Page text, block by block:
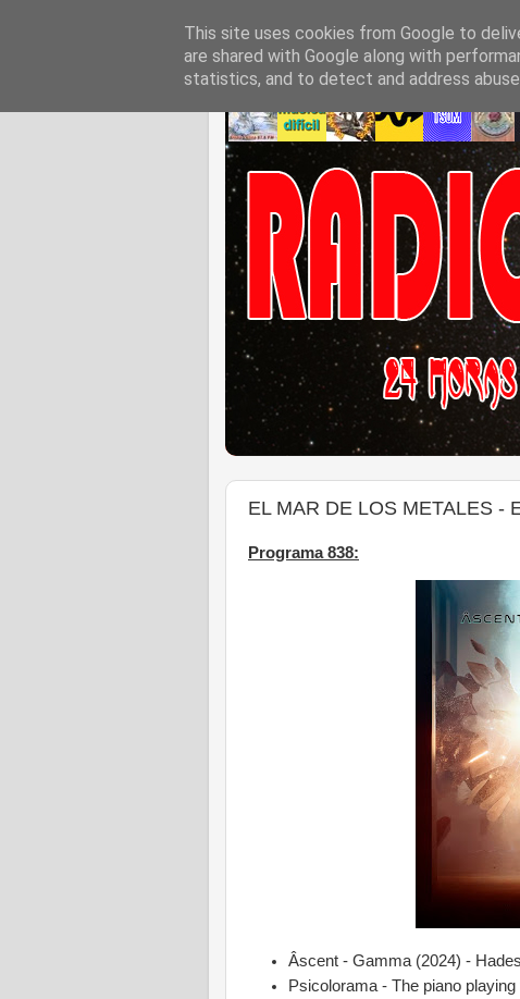
EL MAR DE LOS METALES -
Programa 838:
Âscent - Gamma (2024) -
Psicolorama - The piano
This site uses cookies from Google to
are shared with Google along with
statistics, and to detect and address